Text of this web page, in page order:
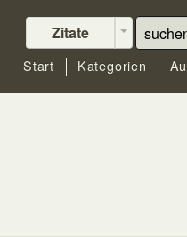
Zitate
Start Kategorien